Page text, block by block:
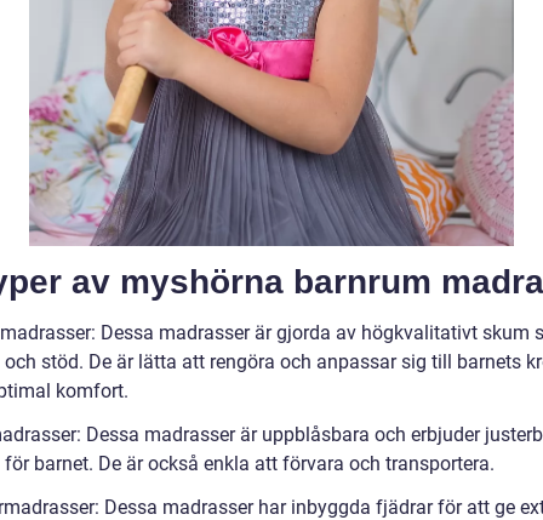
av myshörna barnrum
Dessa madrasser är gjorda av högkvalitativt skum
stöd. De är lätta att rengöra och anpassar sig till barnets
komfort.
Dessa madrasser är uppblåsbara och erbjuder
barnet. De är också enkla att förvara och transportera.
Dessa madrasser har inbyggda fjädrar för att ge